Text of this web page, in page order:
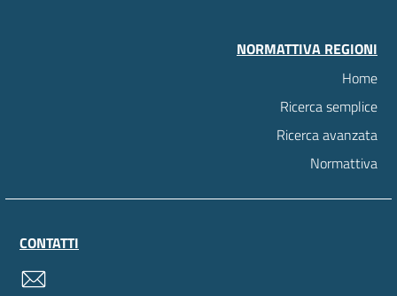
NORMATTIVA REGIONI
Home
Ricerca semplice
Ricerca avanzata
Normattiva
CONTATTI